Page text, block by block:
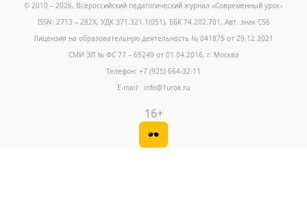
© 2010 – 2026, Всероссийский педагогический журнал «Современный урок»
ISSN: 2713 – 282X, УДК 371.321.1(051), ББК 74.202.701, Авт. знак С56
Лицензия на образовательную деятельность № 041875 от 29.12.2021
СМИ ЭЛ № ФС 77 – 65249 от 01.04.2016, г. Москва
Телефон: +7 (925) 664-32-11
E-mail: info@1urok.ru
16+